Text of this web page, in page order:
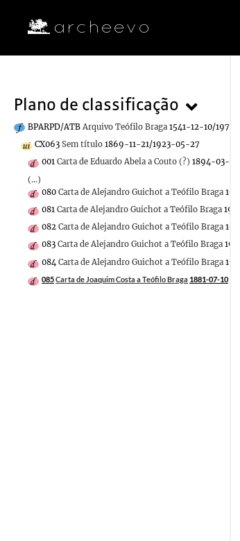
Plano de classificação
BPARPD/ATB Arquivo Teófilo Braga 1541-12-10/1970-
CX063 Sem título 1869-11-21/1923-05-27
001 Carta de Eduardo Abela a Couto (?) 1894-03-17
(...)
080 Carta de Alejandro Guichot a Teófilo Braga
081 Carta de Alejandro Guichot a Teófilo Braga
082 Carta de Alejandro Guichot a Teófilo Braga
083 Carta de Alejandro Guichot a Teófilo Braga
084 Carta de Alejandro Guichot a Teófilo Braga
085Carta de Joaquim Costa a Teófilo Braga 1881-07-10